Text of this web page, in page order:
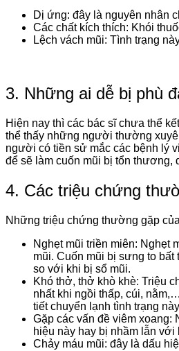
Dị ứng: đây là nguyên nhân
Các chất kích thích: Khói
Lệch vách mũi: Tình trạng
3. Những ai dễ bị phù
Hiện nay thì các bác sĩ chưa thể
thể thấy những người thường
người có tiền sử mắc các bệnh lý
để sẽ làm cuốn mũi bị tổn thương,
4. Các triệu chứng
Những triệu chứng thường gặp
Nghẹt mũi triền miên: Nghẹt
mũi. Cuốn mũi bị sưng to
so với khi bị sổ mũi.
Khó thở, thở khò khè: Triệu
nhất khi ngồi thấp, cúi,
tiết chuyển lạnh tình trạng
Gặp các vấn đề viêm
hiệu này hay bị nhầm lẫn với
Chảy máu mũi: đây là dấu